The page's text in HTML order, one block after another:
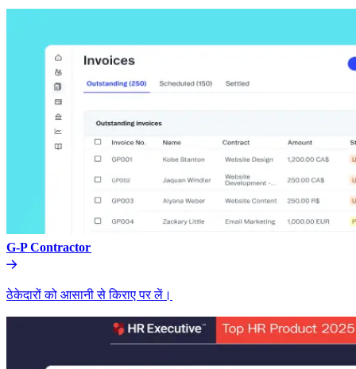
G-P Contractor​​
ठेकेदारों को आसानी से किराए पर लें।​​